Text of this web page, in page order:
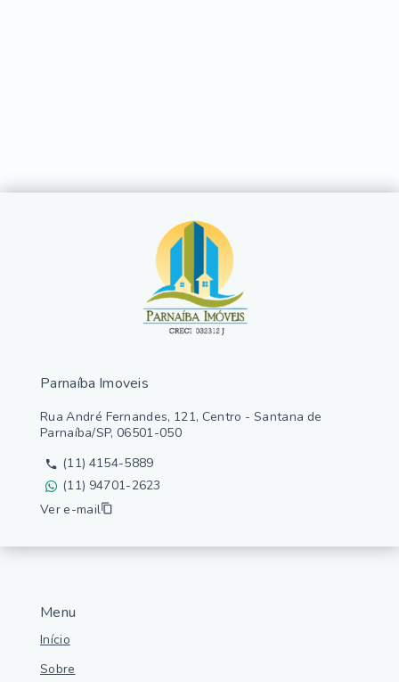
Menu
Início
Sobre
Parnaíba Imoveis
Rua André Fernandes, 121, Centro - Santana de
Parnaíba/SP, 06501-050
(11) 4154-5889
(11) 94701-2623
Ver e-mail